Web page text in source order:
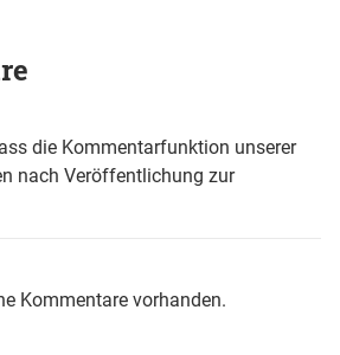
die Kommentarfunktion unserer
nach Veröffentlichung zur
Kommentare vorhanden.